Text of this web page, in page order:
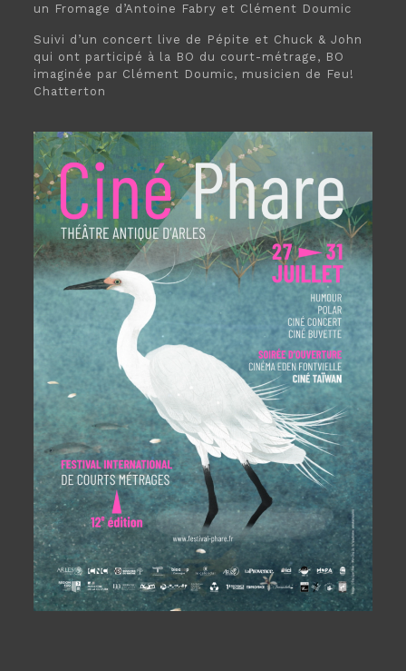
un Fromage d’Antoine Fabry et Clément Doumic
Suivi d’un concert live de Pépite et Chuck & John
qui ont participé à la BO du court-métrage, BO
imaginée par Clément Doumic, musicien de Feu!
Chatterton